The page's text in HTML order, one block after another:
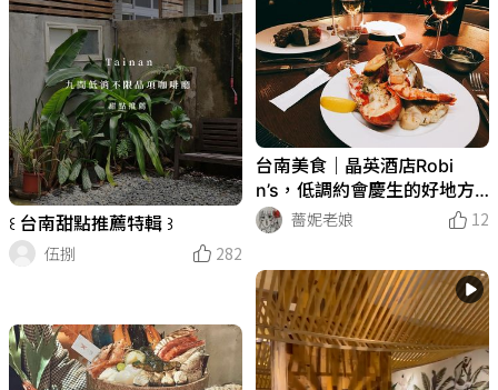
꒰ 台南甜點推薦特輯 ꒱‎
伍捌
282
台南美食｜晶英酒店Robi
n’s，低調約會慶生的好地方
🥂
薔妮老娘 12